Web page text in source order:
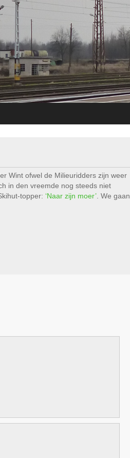
Wint ofwel de Milieuridders zijn weer
in den vreemde nog steeds niet
topper: ‘Naar zijn moer’. We gaan